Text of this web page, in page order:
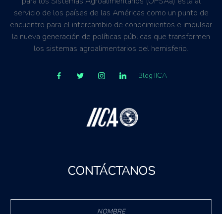
Polonia
Letonia
Francia
Dinamarca
Países Bajos
servicio de los países de las Américas como un punto de
encuentro para el intercambio de conocimientos e impulsar
la nueva generación de políticas públicas que transformen
los sistemas agroalimentarios del hemisferio.
Blog IICA
CONTÁCTANOS